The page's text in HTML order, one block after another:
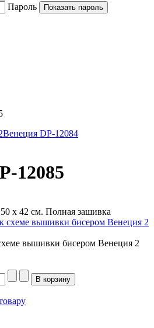
Пароль
Показать пароль
Венеция DP-12084
12085
х 42 см. Полная зашивка
вышивки бисером Венеция 2